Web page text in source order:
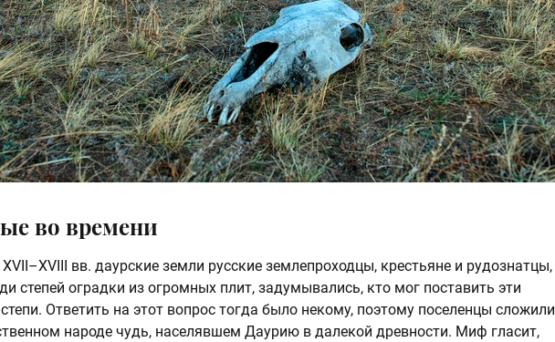
во времени
вв. даурские земли русские землепроходцы, крестьяне и рудознатцы,
степей оградки из огромных плит, задумывались, кто мог поставить эти
Ответить на этот вопрос тогда было некому, поэтому поселенцы сложили
народе чудь, населявшем Даурию в далекой древности. Миф гласит,